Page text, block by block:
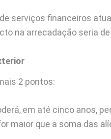
serviços financeiros
na arrecadação seria de
2 pontos:
em até cinco anos,
maior que a soma das